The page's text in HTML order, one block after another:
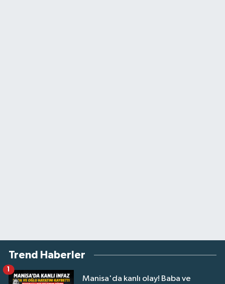
Trend Haberler
Manisa'da kanlı olay! Baba ve
1